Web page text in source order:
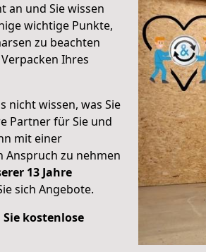
an und Sie wissen
wichtige Punkte,
zu beachten
Ihres
nicht wissen, was Sie
Partner für Sie und
mit einer
Anspruch zu nehmen
13 Jahre
sich Angebote.
kostenlose